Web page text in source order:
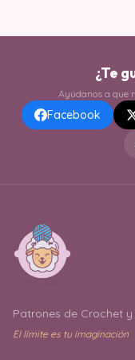
¿Te
Ayúdanos a que
Facebook
Patrones de Crochet y
El límite es tu imaginación